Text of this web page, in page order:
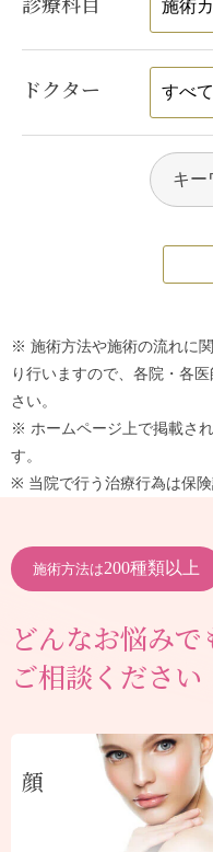
ドクター
※ 施術方法や施術の流れに
り行いますので、各院・各
さい。
※ ホームページ上で掲載さ
す。
※ 当院で行う治療行為は保険
施術方法は200種類以上
どんなお悩みで
ご相談ください
顔